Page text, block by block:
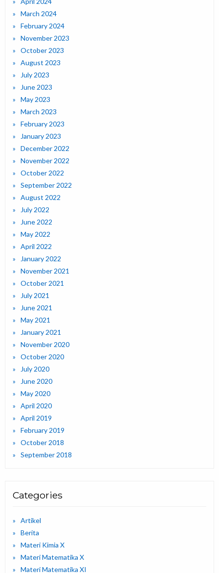
March 2024
February 2024
November 2023
October 2023
August 2023
July 2023
June 2023
May 2023
March 2023
February 2023
January 2023
December 2022
November 2022
October 2022
September 2022
August 2022
July 2022
June 2022
May 2022
April 2022
January 2022
November 2021
October 2021
July 2021
June 2021
May 2021
January 2021
November 2020
October 2020
July 2020
June 2020
May 2020
April 2020
April 2019
February 2019
October 2018
September 2018
Categories
Artikel
Berita
Materi Kimia X
Materi Matematika X
Materi Matematika XI